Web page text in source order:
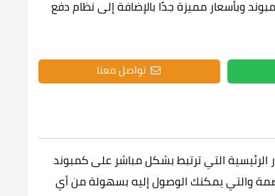
وبأسعار مميزة جدًا بالإضافة إلى نظام دفع
تواصل معنا
الرئيسية التي ترتبط بشكل مباشر على كمبوند
والتي يمكنك الوصول إليه بسهولة من أي